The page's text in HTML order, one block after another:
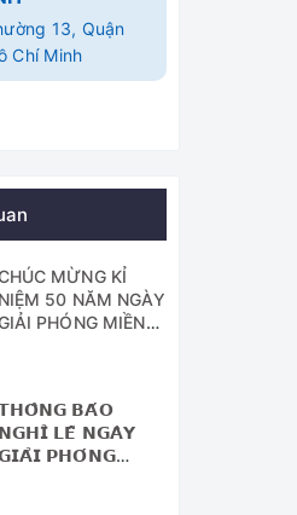
13, Quận
Chí Minh
MỪNG KỈ
NIỆM 50 NĂM NGÀY
PHÓNG MIỀN
𝗕𝗔́𝗢
𝗡𝗚𝗛𝗜̉ 𝗟𝗘̂̃ 𝗡𝗚𝗔̀𝗬
𝗣𝗛𝗢́𝗡𝗚